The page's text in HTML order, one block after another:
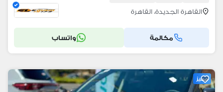
القاهرة الجديدة، القاهرة
مكالمة واتساب
مميز